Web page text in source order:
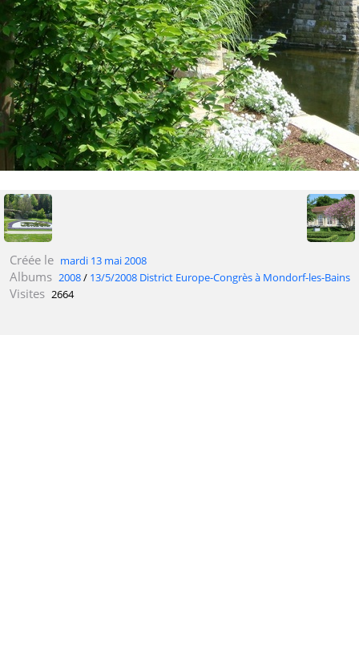
Créée le mardi 13 mai 2008
Albums 2008/ 13/5/2008 District Europe-Congrès à Mondorf-les-Bains
Visites 2664